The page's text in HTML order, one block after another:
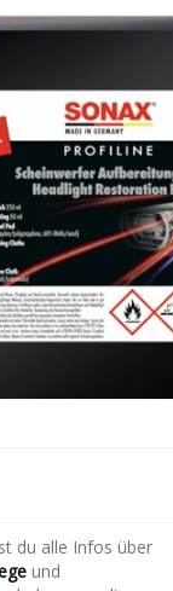
du alle Infos über
und